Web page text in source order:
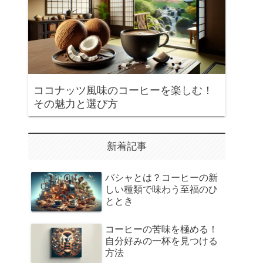
ココナッツ風味のコーヒーを楽しむ！
その魅力と選び方
新着記事
バシャとは？コーヒーの新
しい種類で味わう至福のひ
ととき
コーヒーの苦味を極める！
自分好みの一杯を見つける
方法